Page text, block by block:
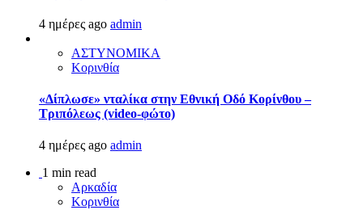
4 ημέρες ago admin
ΑΣΤΥΝΟΜΙΚΑ
Κορινθία
«Δίπλωσε» νταλίκα στην Εθνική Oδό Κορίνθου –
Τριπόλεως (video-φώτο)
4 ημέρες ago admin
1 min read
Αρκαδία
Κορινθία